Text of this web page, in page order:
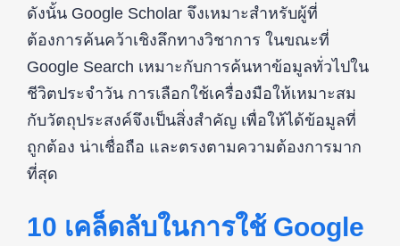
ดังนั้น Google Scholar จึงเหมาะสำหรับผู้ที่
ต้องการค้นคว้าเชิงลึกทางวิชาการ ในขณะที่
Google Search เหมาะกับการค้นหาข้อมูลทั่วไปใน
ชีวิตประจำวัน การเลือกใช้เครื่องมือให้เหมาะสม
กับวัตถุประสงค์จึงเป็นสิ่งสำคัญ เพื่อให้ได้ข้อมูลที่
ถูกต้อง น่าเชื่อถือ และตรงตามความต้องการมาก
ที่สุด
10 เคล็ดลับในการใช้ Google